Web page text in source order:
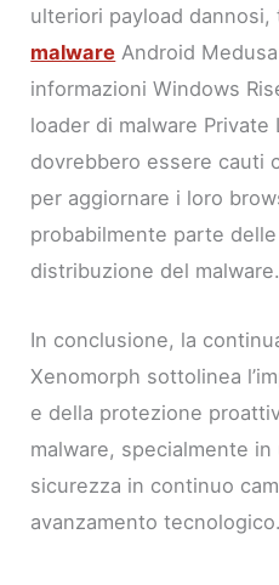
ulteriori payload
malware Android
informazioni Windows
loader di malware Private
dovrebbero essere cauti
per aggiornare i loro
probabilmente parte
distribuzione del malware.
In conclusione, la
Xenomorph sottolinea
e della protezione
malware, specialmente in
sicurezza in continuo
avanzamento tecnologico.